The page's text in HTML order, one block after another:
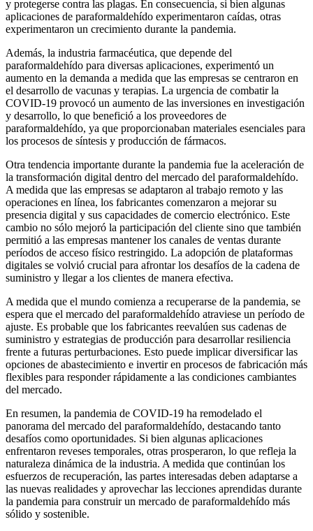
y protegerse contra las plagas. En consecuencia, si bien algunas
aplicaciones de paraformaldehído experimentaron caídas, otras
experimentaron un crecimiento durante la pandemia.
Además, la industria farmacéutica, que depende del
paraformaldehído para diversas aplicaciones, experimentó un
aumento en la demanda a medida que las empresas se centraron en
el desarrollo de vacunas y terapias. La urgencia de combatir la
COVID-19 provocó un aumento de las inversiones en investigación
y desarrollo, lo que benefició a los proveedores de
paraformaldehído, ya que proporcionaban materiales esenciales para
los procesos de síntesis y producción de fármacos.
Otra tendencia importante durante la pandemia fue la aceleración de
la transformación digital dentro del mercado del paraformaldehído.
A medida que las empresas se adaptaron al trabajo remoto y las
operaciones en línea, los fabricantes comenzaron a mejorar su
presencia digital y sus capacidades de comercio electrónico. Este
cambio no sólo mejoró la participación del cliente sino que también
permitió a las empresas mantener los canales de ventas durante
períodos de acceso físico restringido. La adopción de plataformas
digitales se volvió crucial para afrontar los desafíos de la cadena de
suministro y llegar a los clientes de manera efectiva.
A medida que el mundo comienza a recuperarse de la pandemia, se
espera que el mercado del paraformaldehído atraviese un período de
ajuste. Es probable que los fabricantes reevalúen sus cadenas de
suministro y estrategias de producción para desarrollar resiliencia
frente a futuras perturbaciones. Esto puede implicar diversificar las
opciones de abastecimiento e invertir en procesos de fabricación más
flexibles para responder rápidamente a las condiciones cambiantes
del mercado.
En resumen, la pandemia de COVID-19 ha remodelado el
panorama del mercado del paraformaldehído, destacando tanto
desafíos como oportunidades. Si bien algunas aplicaciones
enfrentaron reveses temporales, otras prosperaron, lo que refleja la
naturaleza dinámica de la industria. A medida que continúan los
esfuerzos de recuperación, las partes interesadas deben adaptarse a
las nuevas realidades y aprovechar las lecciones aprendidas durante
la pandemia para construir un mercado de paraformaldehído más
sólido y sostenible.